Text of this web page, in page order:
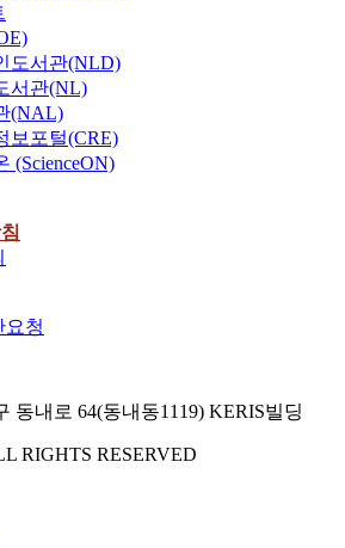
도서관(NLD)
서관(NL)
(NAL)
보포털(CRE)
(ScienceON)
요청
동내로 64(동내동1119) KERIS빌딩
RIGHTS RESERVED